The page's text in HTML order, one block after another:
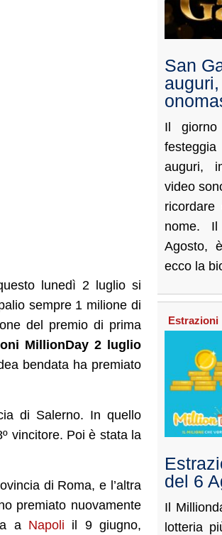
lunedì 2 luglio si
sempre 1 milione di
del premio di prima
MillionDay 2 luglio
bendata ha premiato
di Salerno. In quello
vincitore. Poi è stata la
di Roma, e l’altra
premiato nuovamente
a Napoli il 9 giugno,
San
Il
auguri,
video
nome.
Agosto,
ecco la
Estrazioni
del 6
Il
lotteria